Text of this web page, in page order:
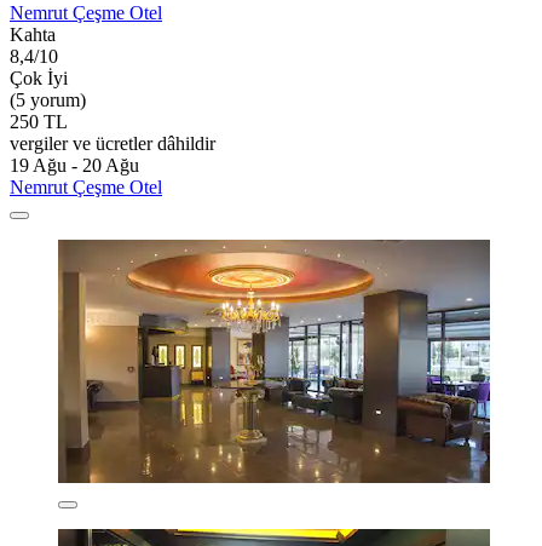
Nemrut Çeşme Otel
Kahta
8,4/10
Çok İyi
(5 yorum)
250 TL
vergiler ve ücretler dâhildir
19 Ağu - 20 Ağu
Nemrut Çeşme Otel